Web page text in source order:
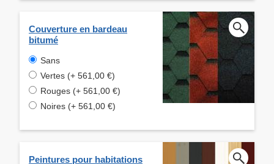
Couverture en bardeau
bitumé
Sans
Vertes (+ 561,00 €)
Rouges (+ 561,00 €)
Noires (+ 561,00 €)
Peintures pour habitations